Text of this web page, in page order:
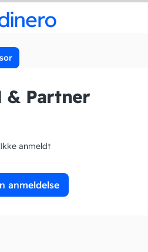
& Partner
Ikke anmeldt
anmeldelse